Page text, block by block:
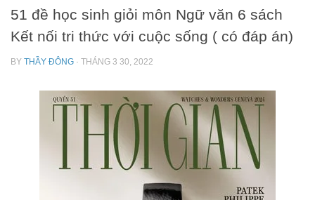
51 đề học sinh giỏi môn Ngữ văn 6 sách
Kết nối tri thức với cuộc sống ( có đáp án)
BY THẦY ĐÔNG · THÁNG 3 30, 2022